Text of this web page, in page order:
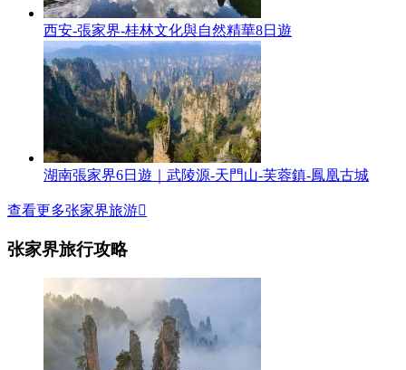
西安-張家界-桂林文化與自然精華8日遊
湖南張家界6日遊｜武陵源-天門山-芙蓉鎮-鳳凰古城
查看更多张家界旅游
张家界旅行攻略